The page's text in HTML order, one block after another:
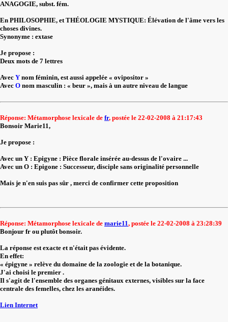
ANAGOGIE, subst. fém.
En PHILOSOPHIE, et THÉOLOGIE MYSTIQUE: Élévation de l'âme vers les
choses divines.
Synonyme : extase
Je propose :
Deux mots de 7 lettres
Avec Y nom féminin, est aussi appelée « ovipositor »
Avec O nom masculin : « beur », mais à un autre niveau de langue
Réponse: Métamorphose lexicale de fr, postée le 22-02-2008 à 21:17:43
Bonsoir Marie11,
Je propose :
Avec un Y : Epigyne : Pièce florale insérée au-dessus de l'ovaire ...
Avec un O : Epigone : Successeur, disciple sans originalité personnelle
Mais je n'en suis pas sûr , merci de confirmer cette proposition
Réponse: Métamorphose lexicale de marie11, postée le 22-02-2008 à 23:28:39
Bonjour fr ou plutôt bonsoir.
La réponse est exacte et n'était pas évidente.
En effet:
« épigyne » relève du domaine de la zoologie et de la botanique.
J'ai choisi le premier .
Il s'agit de l'ensemble des organes génitaux externes, visibles sur la face
centrale des femelles, chez les aranéides.
Lien Internet